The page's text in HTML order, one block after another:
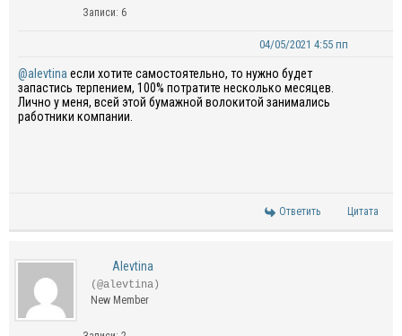
Записи: 6
04/05/2021 4:55 пп
@alevtina если хотите самостоятельно, то нужно будет
запастись терпением, 100% потратите несколько месяцев.
Лично у меня, всей этой бумажной волокитой занимались
работники компании.
Ответить Цитата
Alevtina
(@alevtina)
New Member